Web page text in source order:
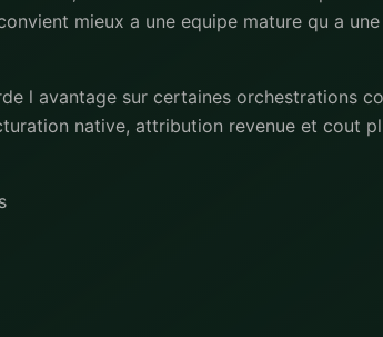
mieux a une equipe mature qu a
l avantage sur certaines orchestrations
native, attribution revenue et cout